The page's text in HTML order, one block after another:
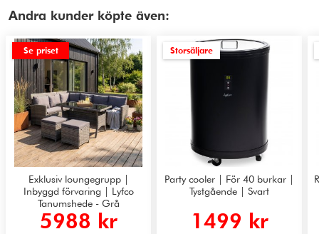
Andra kunder köpte även:
Se priset
Exklusiv loungegrupp |
Inbyggd förvaring | Lyfco
Tanumshede - Grå
5988 kr
Storsäljare
Party cooler | För 40 burkar |
Tystgående | Svart
1499 kr